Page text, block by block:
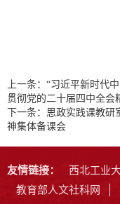
上一条： “习近平新时代
贯彻党的二十届四中全会
下一条： 思政实践课教研
神集体备课会
友情链接： 西北工业
教育部人文社科网